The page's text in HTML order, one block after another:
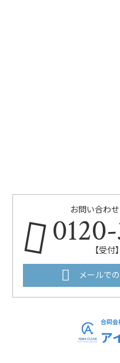
お問い合わ
【受
メールで
合同会
ア